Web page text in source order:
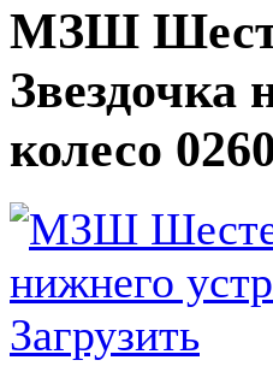
МЗШ
Звездочка
колесо
Загрузить